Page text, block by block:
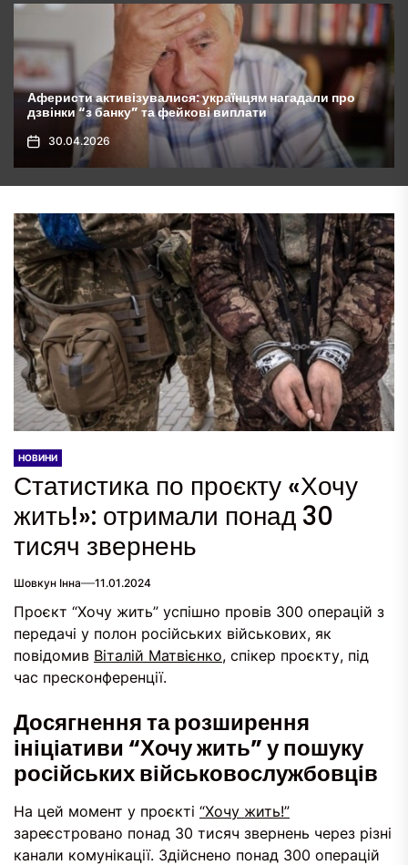
Аферисти активізувалися: українцям нагадали про
дзвінки “з банку” та фейкові виплати
30.04.2026
НОВИНИ
Статистика по проєкту «Хочу
жить!»: отримали понад 30
тисяч звернень
Шовкун Інна 11.01.2024
Проєкт “Хочу жить” успішно провів 300 операцій з
передачі у полон російських військових, як
повідомив Віталій Матвієнко, спікер проєкту, під
час пресконференції.
Досягнення та розширення
ініціативи “Хочу жить” у пошуку
російських військовослужбовців
На цей момент у проєкті “Хочу жить!”
зареєстровано понад 30 тисяч звернень через різні
канали комунікації. Здійснено понад 300 операцій